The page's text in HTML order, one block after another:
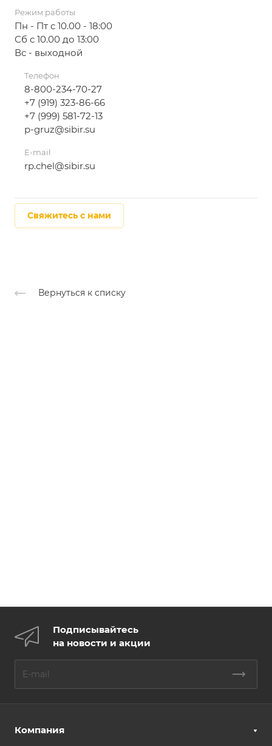
Режим работы
Пн - Пт с 10.00 - 18:00
Сб с 10.00 до 13:00
Вс - выходной
Телефон
8-800-234-70-27
+7 (919) 323-86-66
+7 (999) 581-72-13
p-gruz@sibir.su
E-mail
rp.chel@sibir.su
Свяжитесь с нами
Вернуться к списку
Подписывайтесь
на новости и акции
Компания